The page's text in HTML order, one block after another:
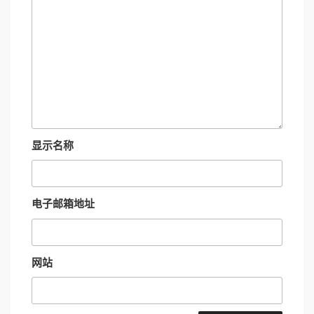
显示名称
电子邮箱地址
网站